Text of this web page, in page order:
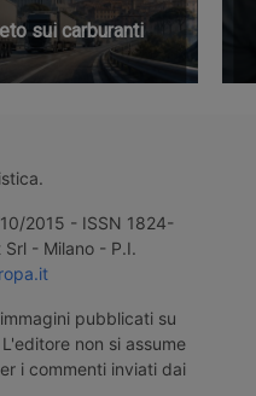
sui carburanti
2015 - ISSN 1824-
- Milano - P.I.
pubblicati su
non si assume
i commenti inviati dai